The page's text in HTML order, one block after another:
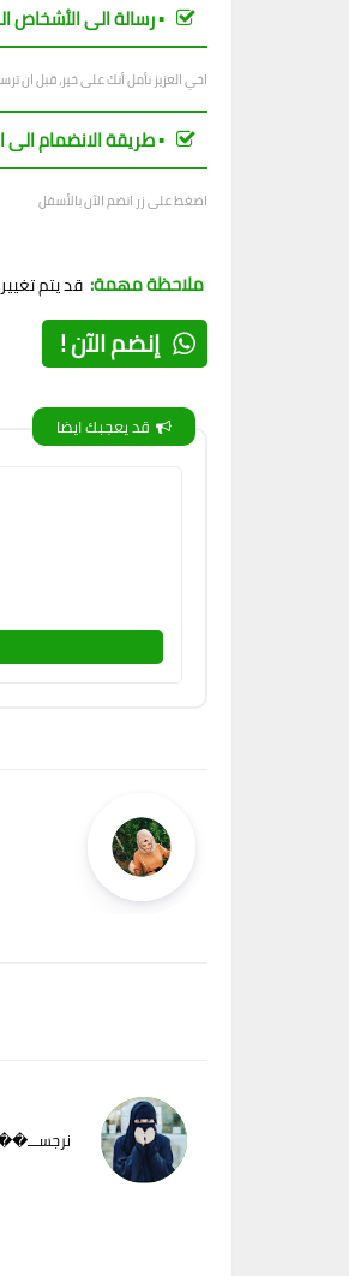
▪︎ رسالة الى الأشخاص
اخي العزيز نأمل أنك على خير، قبل ان
▪︎ طريقة الانضمام الى
اضغط على زر انضم الآن بالأسفل
ملاحظة مهمة: قد يتم
إنضم الآن !
قد يعجبك ايضا